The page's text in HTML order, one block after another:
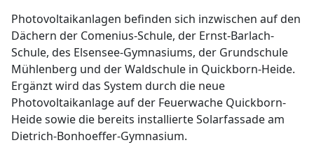
Photovoltaikanlagen befinden sich inzwischen auf den
Dächern der Comenius-Schule, der Ernst-Barlach-
Schule, des Elsensee-Gymnasiums, der Grundschule
Mühlenberg und der Waldschule in Quickborn-Heide.
Ergänzt wird das System durch die neue
Photovoltaikanlage auf der Feuerwache Quickborn-
Heide sowie die bereits installierte Solarfassade am
Dietrich-Bonhoeffer-Gymnasium.